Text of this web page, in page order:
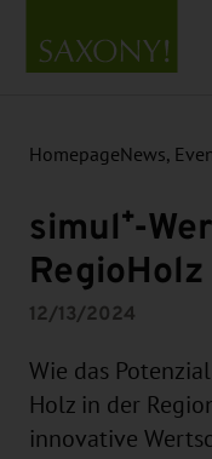
HomepageNews,
simul⁺-
12/13/2024
Wie das
Holz in der
innovative